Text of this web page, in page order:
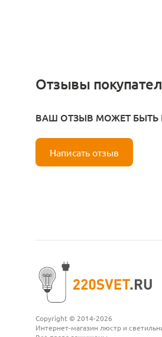
Отзывы
ВАШ ОТЗЫВ МОЖЕТ БЫТЬ
Написать отзыв
Copyright © 2014-2026
Интернет-магазин люстр и